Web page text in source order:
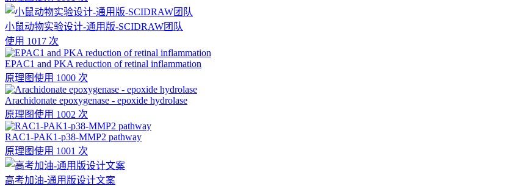
小鼠动物实验设计-通用版-SCIDRAW团队
使用 1017 次
EPAC1 and PKA reduction of retinal inflammation
原理图使用 1000 次
Arachidonate epoxygenase - epoxide hydrolase
原理图使用 1002 次
RAC1-PAK1-p38-MMP2 pathway
原理图使用 1001 次
高考加油-通用版设计文案